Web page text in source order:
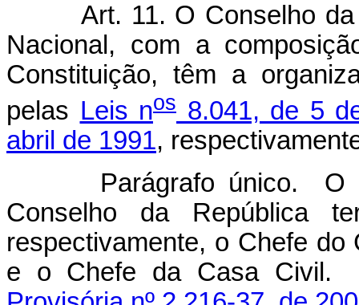
Art. 11. O Conselho
Nacional, com a
Constituição, têm a
pelas Leis nos 8.041, de 5
abril de 1991,
Parágrafo único. O
Conselho da República
respectivamente, o Chefe
e o Chefe da Casa